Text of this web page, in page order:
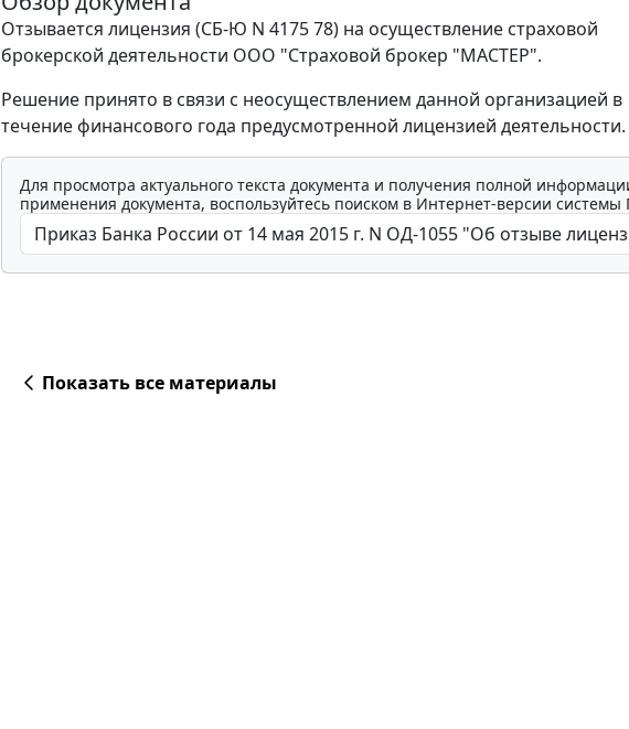
Отзывается лицензия (СБ-Ю N 4175 78) на осуществление страховой
брокерской деятельности ООО "Страховой брокер "МАСТЕР".
Решение принято в связи с неосуществлением данной организацией в
течение финансового года предусмотренной лицензией деятельности.
Для просмотра актуального текста документа и получения полной
применения документа, воспользуйтесь поиском в Интернет-версии системы
Показать все материалы